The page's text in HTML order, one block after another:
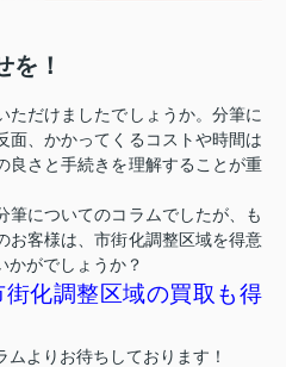
を！
ただけましたでしょうか。分筆に
面、かかってくるコストや時間は
良さと手続きを理解することが重
筆についてのコラムでしたが、も
お客様は、市街化調整区域を得意
かがでしょうか？
街化調整区域の買取も得
よりお待ちしております！